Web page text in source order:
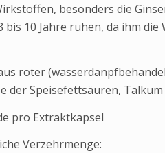
besonders die
bis 10 Jahre ruhen, da ihm
roter
der Speisefettsäuren, Talkum
pro Extraktkapsel
Verzehrmenge: